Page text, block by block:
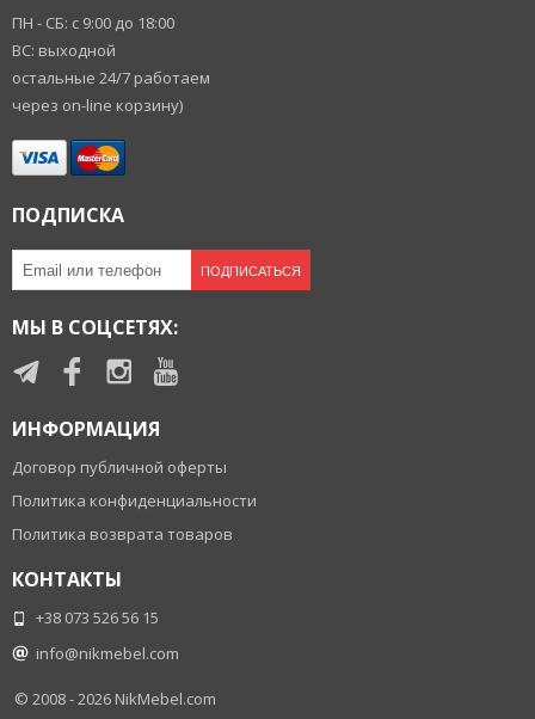
ПН - СБ: с 9:00 до 18:00
ВС: выходной
остальные 24/7 работаем
через on-line корзину)
ПОДПИСКА
ПОДПИСАТЬСЯ
МЫ В СОЦСЕТЯХ:
ИНФОРМАЦИЯ
Договор публичной оферты
Политика конфиденциальности
Политика возврата товаров
КОНТАКТЫ
+38 073 526 56 15
info@nikmebel.com
© 2008 - 2026 NikMebel.com